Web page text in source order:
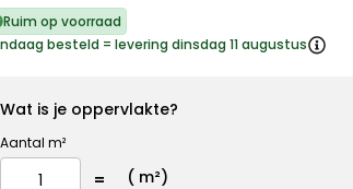
Ruim op voorraad
besteld = levering dinsdag 11 augustus
Wat is je oppervlakte?
Aantal m²
( m²)